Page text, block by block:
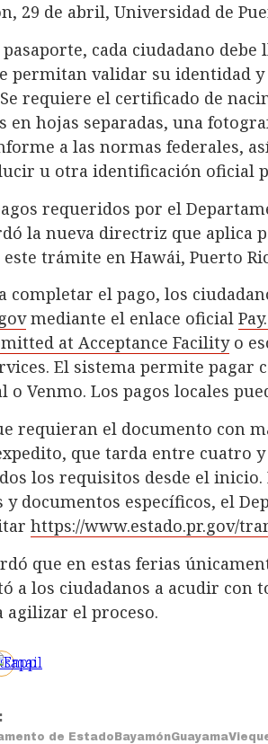
29 de abril, Universidad de
cada ciudadano
permitan validar su identidad
requiere el certificado de
en hojas separadas, una
a las normas federales,
u otra identificación oficial
requeridos por el
la nueva directriz que aplica
trámite en Hawái, Puerto
completar el pago, los
mediante el enlace oficial
at Acceptance Facilityo
El sistema permite
o Venmo. Los pagos locales
requieran el documento con
que tarda entre cuatro
los requisitos desde el inicio.
documentos específicos, el
https://www.estado.pr.gov/
que en estas ferias
a los ciudadanos a acudir con
el proceso.
de EstadoBayamónGuayama